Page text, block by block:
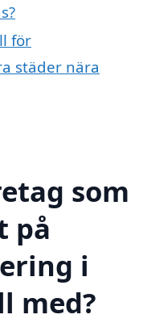
för
städer nära
som
på
i
med?